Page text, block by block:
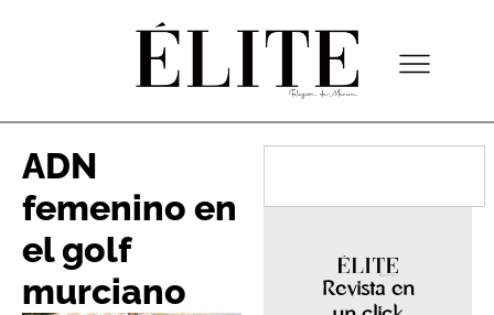
ADN
femenino en
el golf
murciano
Revista en